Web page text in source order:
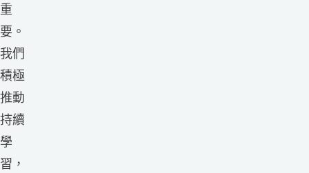
重
要。
我們
積極
推動
持續
學
習，